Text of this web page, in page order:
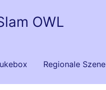
OWL
Regionale Szene